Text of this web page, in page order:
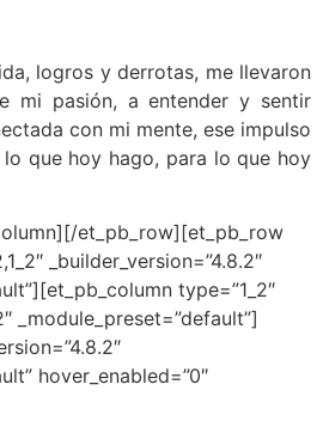
logros y derrotas, me llevaron
mi pasión, a entender y sentir
con mi mente, ese impulso
que hoy hago, para lo que hoy
et_pb_row][et_pb_row
_builder_version=”4.8.2″
type=”1_2″
_module_preset=”default”]
hover_enabled=”0″